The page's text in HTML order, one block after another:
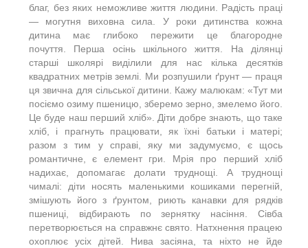
благ, без яких неможливе життя людини. Радість праці
— могутня виховна сила. У роки дитинства кожна
дитина має глибоко пережити це благородне
почуття. Перша осінь шкільного життя. На ділянці
старші школярі виділили для нас кілька десятків
квадратних метрів землі. Ми розпушили ґрунт — праця
ця звична для сільської дитини. Кажу малюкам: «Тут ми
посіємо озиму пшеницю, зберемо зерно, змелемо його.
Це буде наш перший хліб». Діти добре знають, що таке
хліб, і прагнуть працювати, як їхні батьки і матері;
разом з тим у справі, яку ми задумуємо, є щось
романтичне, є елемент гри. Мрія про перший хліб
надихає, допомагає долати труднощі. А труднощі
чималі: діти носять маленькими кошиками перегній,
змішують його з ґрунтом, риють канавки для рядків
пшениці, відбирають по зернятку насіння. Сівба
перетворюється на справжнє свято. Натхнення працею
охоплює усіх дітей. Нива засіяна, та ніхто не йде